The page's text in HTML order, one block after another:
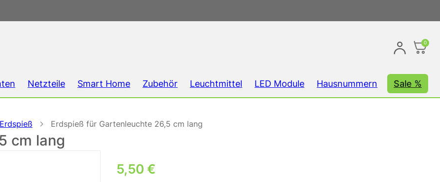
0
Netzteile Smart Home Zubehör Leuchtmittel LED Module Hausnummern Sale %
Erdspieß Erdspieß für Gartenleuchte 26,5 cm lang
cm lang
5,50 €